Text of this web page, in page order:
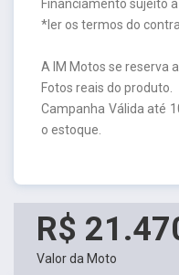
Financiamento sujeito
*ler os termos do
A IM Motos se reserva
Fotos reais do produto.
Campanha Válida até
o estoque.
R$
Valor da Moto